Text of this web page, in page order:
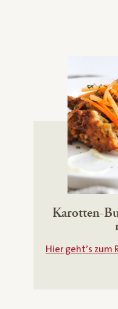
Karotten-
Hier geht’s zum